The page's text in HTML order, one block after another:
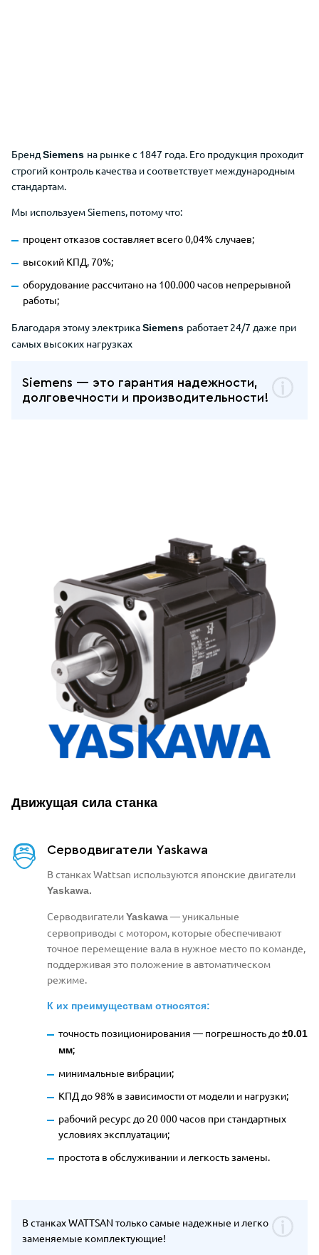
БрендSiemens на рынке с 1847 года. Его продукция проходит
строгий контроль качества и соответствует международным
стандартам.
Мы используем Siemens, потому что:
процент отказов составляет всего 0,04% случаев;
высокий КПД, 70%;
оборудование рассчитано на 100.000 часов непрерывной
работы;
Благодаря этому электрикаSiemens работает 24/7 даже при
самых высоких нагрузках
Siemens — это гарантия надежности,
долговечности и производительности!
Движущая сила станка
Серводвигатели Yaskawa
В станках Wattsan используются японские двигатели
Yaskawa.
СерводвигателиYaskawa— уникальные
сервоприводы с мотором, которые обеспечивают
точное перемещение вала в нужное место по команде,
поддерживая это положение в автоматическом
режиме.
К их преимуществам относятся:
точность позиционирования — погрешность до±0.01
мм;
минимальные вибрации;
КПД до 98% в зависимости от модели и нагрузки;
рабочий ресурс до 20 000 часов при стандартных
условиях эксплуатации;
простота в обслуживании и легкость замены.
В станках WATTSAN только самые надежные и легко
заменяемые комплектующие!